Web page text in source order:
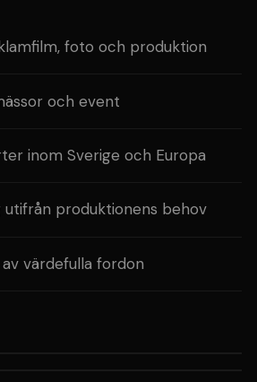
foto och produktion
och event
inom Sverige och Europa
utifrån produktionens behov
värdefulla fordon